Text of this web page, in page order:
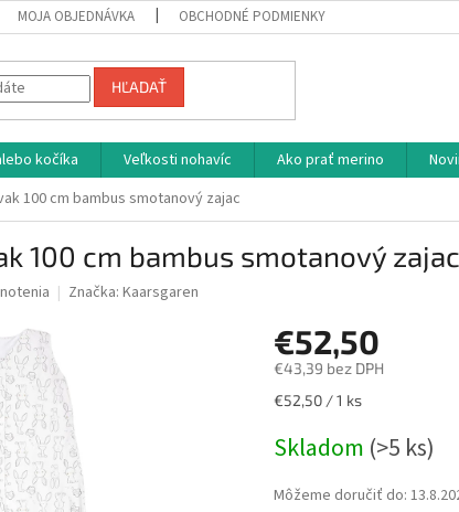
MOJA OBJEDNÁVKA OBCHODNÉ PODMIENKY
HĽADAŤ
kočíka Veľkosti nohavíc Ako prať merino
100 cm bambus smotanový zajac
100 cm bambus smotanový zajac
Značka: Kaarsgaren
€52,50
€43,39 bez DPH
Jednotková
€52,50 / 1 ks
Skladom (>5 ks)
Môžeme doručiť do: